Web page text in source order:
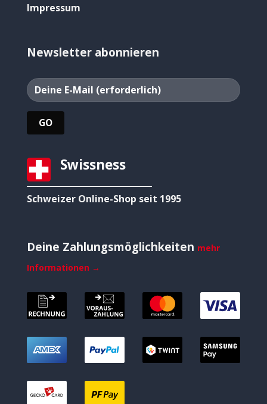
Impressum
Newsletter abonnieren
Swissness
Schweizer Online-Shop seit 1995
Deine Zahlungsmöglichkeiten mehr
Informationen →